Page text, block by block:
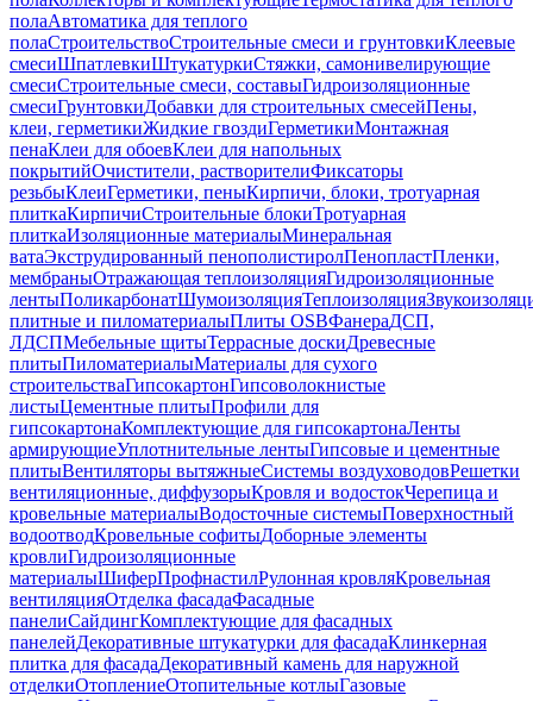
полаАвтоматика для теплого
полаСтроительствоСтроительные смеси и грунтовкиКлеевые
смесиШпатлевкиШтукатуркиСтяжки, самонивелирующие
смесиСтроительные смеси, составыГидроизоляционные
смесиГрунтовкиДобавки для строительных смесейПены,
клеи, герметикиЖидкие гвоздиГерметикиМонтажная
пенаКлеи для обоевКлеи для напольных
покрытийОчистители, растворителиФиксаторы
резьбыКлеиГерметики, пеныКирпичи, блоки, тротуарная
плиткаКирпичиСтроительные блокиТротуарная
плиткаИзоляционные материалыМинеральная
ватаЭкструдированный пенополистиролПенопластПленки,
мембраныОтражающая теплоизоляцияГидроизоляционные
лентыПоликарбонатШумоизоляцияТеплоизоляция
плитные и пиломатериалыПлиты OSBФанераДСП,
ЛДСПМебельные щитыТеррасные доскиДревесные
плитыПиломатериалыМатериалы для сухого
строительстваГипсокартонГипсоволокнистые
листыЦементные плитыПрофили для
гипсокартонаКомплектующие для гипсокартонаЛенты
армирующиеУплотнительные лентыГипсовые и цементные
плитыВентиляторы вытяжныеСистемы воздуховодовРешетки
вентиляционные, диффузорыКровля и водостокЧерепица и
кровельные материалыВодосточные системыПоверхностный
водоотводКровельные софитыДоборные элементы
кровлиГидроизоляционные
материалыШиферПрофнастилРулонная кровляКровельная
вентиляцияОтделка фасадаФасадные
панелиСайдингКомплектующие для фасадных
панелейДекоративные штукатурки для фасадаКлинкерная
плитка для фасадаДекоративный камень для наружной
отделкиОтоплениеОтопительные котлыГазовые